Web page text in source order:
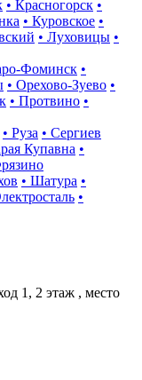
• Красногорск •
• Куровское •
• Луховицы •
Фоминск •
• Орехово-Зуево •
• Протвино •
• Руза • Сергиев
Купавна •
• Шатура •
•
1, 2 этаж , место